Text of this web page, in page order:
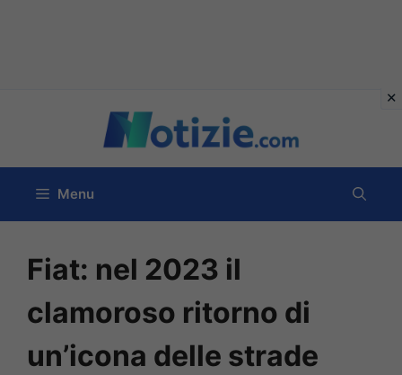
contenuto
Menu
Fiat: nel 2023 il
clamoroso ritorno di
un’icona delle strade